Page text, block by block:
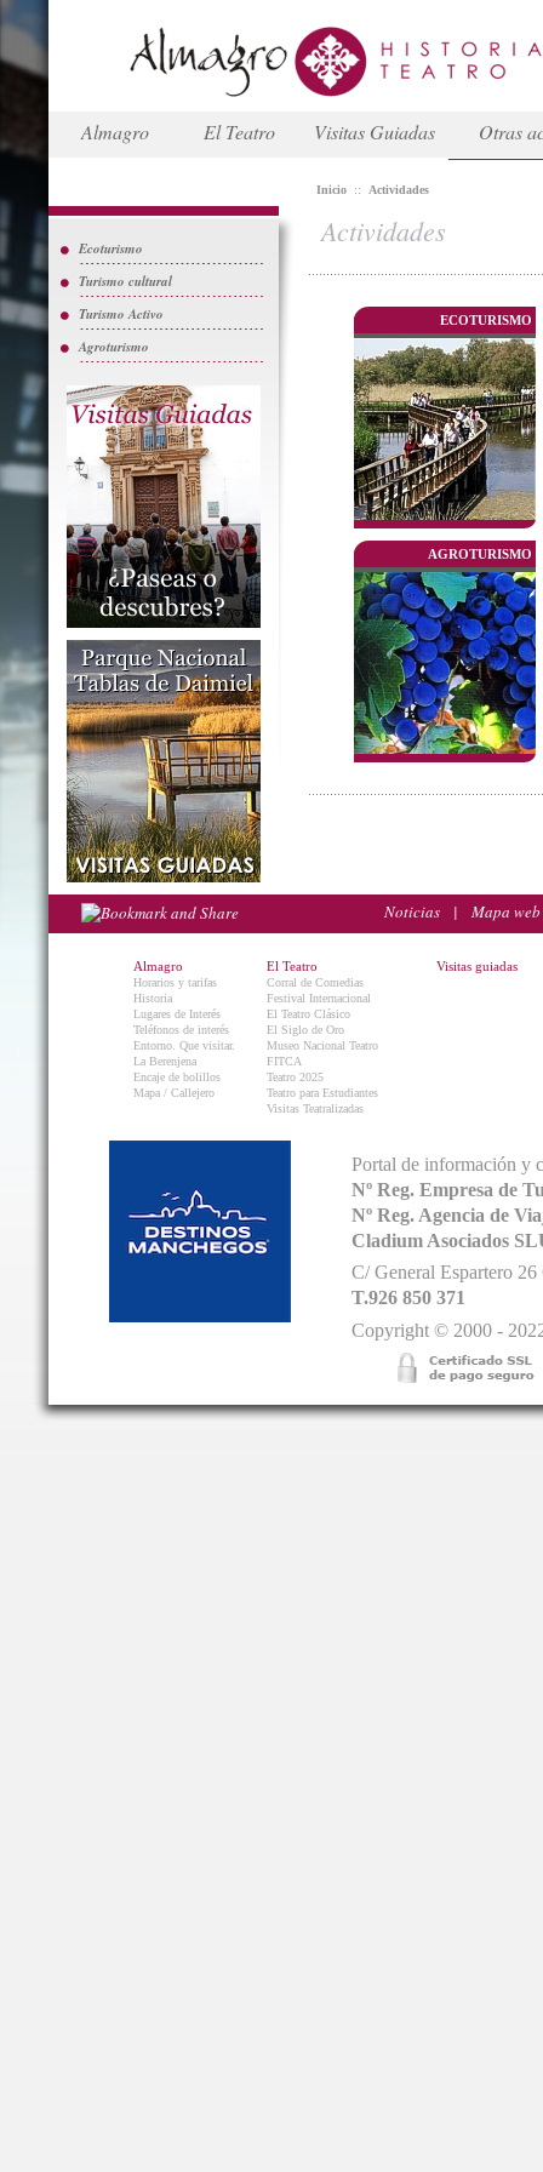
Almagro El Teatro Visitas Guiadas Otras
Ecoturismo
Turismo cultural
Turismo Activo
Agroturismo
Inicio :: Actividades
Actividades
ECOTURISMO
AGROTURISMO
Noticias | Mapa web
Almagro
Horarios y tarifas
Historia
Lugares de Interés
Teléfonos de interés
Entorno. Que visitar.
La Berenjena
Encaje de bolillos
Mapa / Callejero
El Teatro
Corral de Comedias
Festival Internacional
El Teatro Clásico
El Siglo de Oro
Museo Nacional Teatro
FITCA
Teatro 2025
Teatro para Estudiantes
Visitas Teatralizadas
Visitas guiadas
Portal de información y
Nº Reg. Empresa de
Nº Reg. Agencia de
Cladium Asociados
C/ General Espartero
T.926 850 371
Copyright © 2000 -